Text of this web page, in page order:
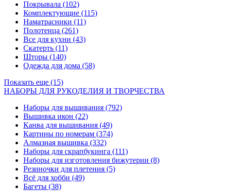
Покрывала (102)
Комплектующие (115)
Наматрасники (11)
Полотенца (261)
Все для кухни (43)
Скатерть (11)
Шторы (140)
Одежда для дома (58)
Показать еще (15)
НАБОРЫ ДЛЯ РУКОДЕЛИЯ И ТВОРЧЕСТВА
Наборы для вышивания (792)
Вышивка икон (22)
Канва для вышивания (49)
Картины по номерам (374)
Алмазная вышивка (332)
Наборы для скрапбукинга (111)
Наборы для изготовления бижутерии (8)
Резиночки для плетения (5)
Всё для хобби (49)
Багеты (38)